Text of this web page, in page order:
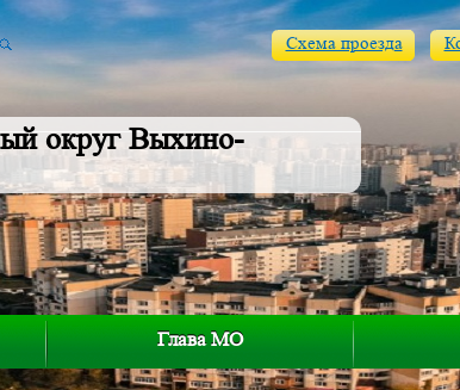
округ Выхино-
Схема проезда
Глава МО